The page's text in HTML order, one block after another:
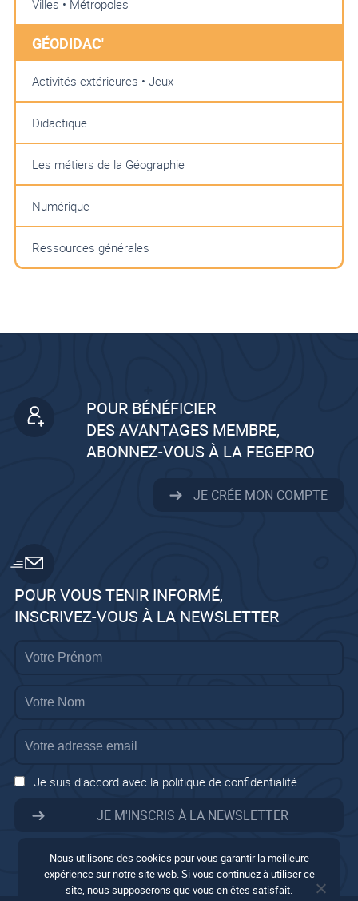
Villes • Métropoles
GÉODIDAC'
Activités extérieures • Jeux
Didactique
Les métiers de la Géographie
Numérique
Ressources générales
POUR BÉNÉFICIER
DES AVANTAGES MEMBRE,
ABONNEZ-VOUS À LA FEGEPRO
JE CRÉE MON COMPTE
POUR VOUS TENIR INFORMÉ,
INSCRIVEZ-VOUS À LA NEWSLETTER
Je suis d'accord avec la politique de confidentialité
Nous utilisons des cookies pour vous garantir la meilleure
expérience sur notre site web. Si vous continuez à utiliser ce
site, nous supposerons que vous en êtes satisfait.